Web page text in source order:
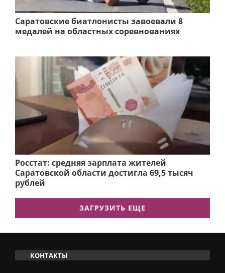
Саратовские биатлонисты завоевали 8
медалей на областных соревнованиях
Росстат: средняя зарплата жителей
Саратовской области достигла 69,5 тысяч
рублей
ЗАГРУЗИТЬ ЕЩЕ
КОНТАКТЫ